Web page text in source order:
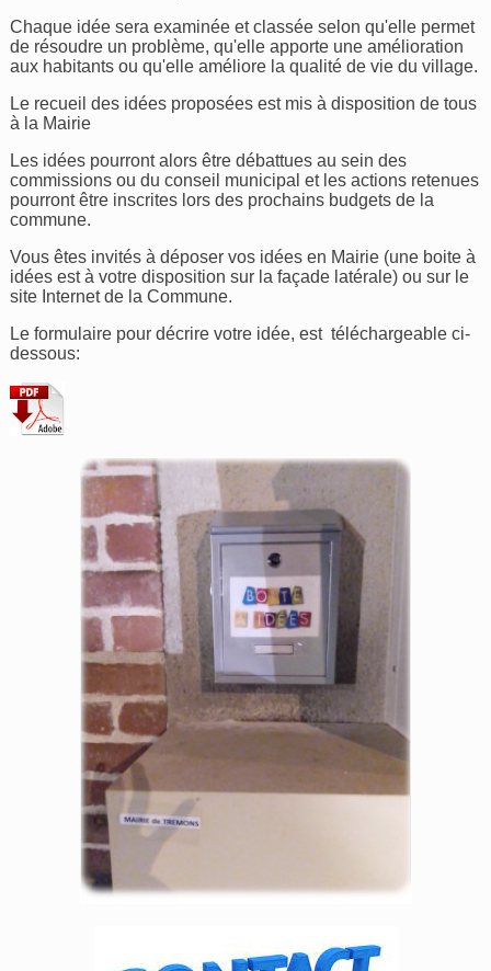
Chaque idée sera examinée et classée selon qu'elle permet
de résoudre un problème, qu'elle apporte une amélioration
aux habitants ou qu'elle améliore la qualité de vie du village.
Le recueil des idées proposées est mis à disposition de tous
à la Mairie
Les idées pourront alors être débattues au sein des
commissions ou du conseil municipal et les actions retenues
pourront être inscrites lors des prochains budgets de la
commune.
Vous êtes invités à déposer vos idées en Mairie (une boite à
idées est à votre disposition sur la façade latérale) ou sur le
site Internet de la Commune.
Le formulaire pour décrire votre idée, est téléchargeable ci-
dessous: